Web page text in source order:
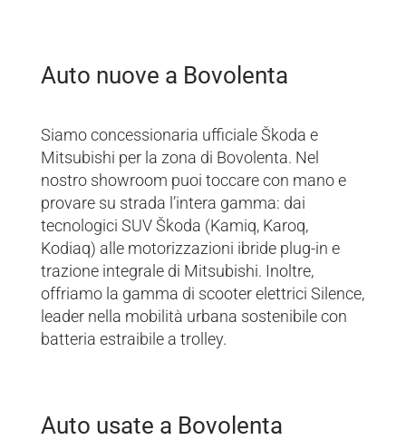
Auto nuove a Bovolenta
Siamo concessionaria ufficiale Škoda e
Mitsubishi per la zona di Bovolenta. Nel
nostro showroom puoi toccare con mano e
provare su strada l’intera gamma: dai
tecnologici SUV Škoda (Kamiq, Karoq,
Kodiaq) alle motorizzazioni ibride plug-in e
trazione integrale di Mitsubishi. Inoltre,
offriamo la gamma di scooter elettrici Silence,
leader nella mobilità urbana sostenibile con
batteria estraibile a trolley.
Auto usate a Bovolenta